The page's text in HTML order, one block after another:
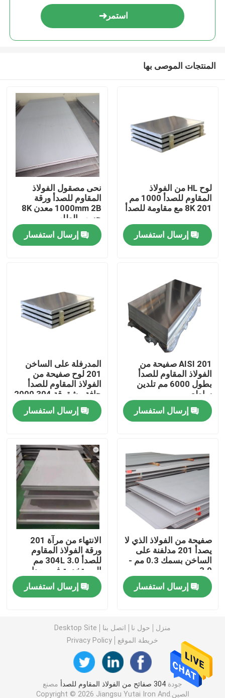
منتجات
أشرطة فيديو
معلومات عنا
جولة في المعمل
مراقبة الجودة
اتصل بنا
اطلب اقتباس
316 ورقة الفولاذ المقاوم للصدأ
201 صاج من الستانلس ستيل
لفائف الفولاذ المقاوم للصدأ المدرفلة على الساخن
لفائف الفولاذ المقاوم للصدأ المدرفلة على البارد
أنبوب فولاذي ملحوم
أنبوب فولاذي غير ملحوم
قضيب من الستانلس ستيل
استمر
المنتجات الموصى بها
لوح HL من الفولاذ
المقاوم للصدأ 1000 مم
201 8K مع مقاومة للصدأ
إرسال استفسار
نحى مصقول الفولاذ
المقاوم للصدأ ورقة
1000mm 2B معدن 8K
حسب الطلب
إرسال استفسار
AISI 201 صفيحة من
الفولاذ المقاوم للصدأ
بطول 6000 مم تلدين
ساطع
إرسال استفسار
المدرفلة على الساخن
201 لوح صفيحة من
الفولاذ المقاوم للصدأ
حافة مشقوقة 304 2000
مم
إرسال استفسار
صفيحة من الفولاذ الذي لا
يصدأ 201 مدلفنة على
الساخن بسمك 0.3 مم -
3.0 مم
إرسال استفسار
الانتهاء من مرآة 201
ورقة الفولاذ المقاوم
للصدأ 304L 3.0 مم
المستخدمة في معدات
الآلات
إرسال استفسار
منزل حول نا اتصل بنا
Desktop Site
خريطة الموقع
Privacy Policy
جودة 304 صفائح من الفولاذ المقاوم للصدأ
مصنع
الصين.Copyright © 2026 Jiangsu Yutai Iron And